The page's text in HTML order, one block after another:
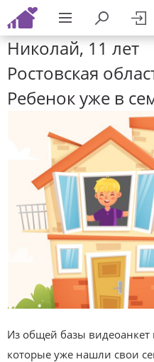
Николай, 11 лет
Ростовская
Ребенок уже в
Из общей базы
которые уже нашли свои